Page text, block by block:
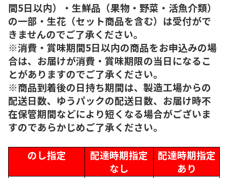
間5日以内）・生鮮品（果物・野菜・活魚介類）
の一部・生花（セット商品を含む）は受付がで
きませんのでご了承ください。
※消費・賞味期間5日以内の商品をお申込みの場
合は、お届けが消費・賞味期限の当日になるこ
とがありますのでご了承ください。
※商品到着後の日持ち期間は、製造工場からの
配送日数、ゆうパックの配送日数、お届け時不
在保管期間などにより短くなる場合がございま
すのであらかじめご了承ください。
のし指定
配達時期指定
なし
配達時期指定
あり